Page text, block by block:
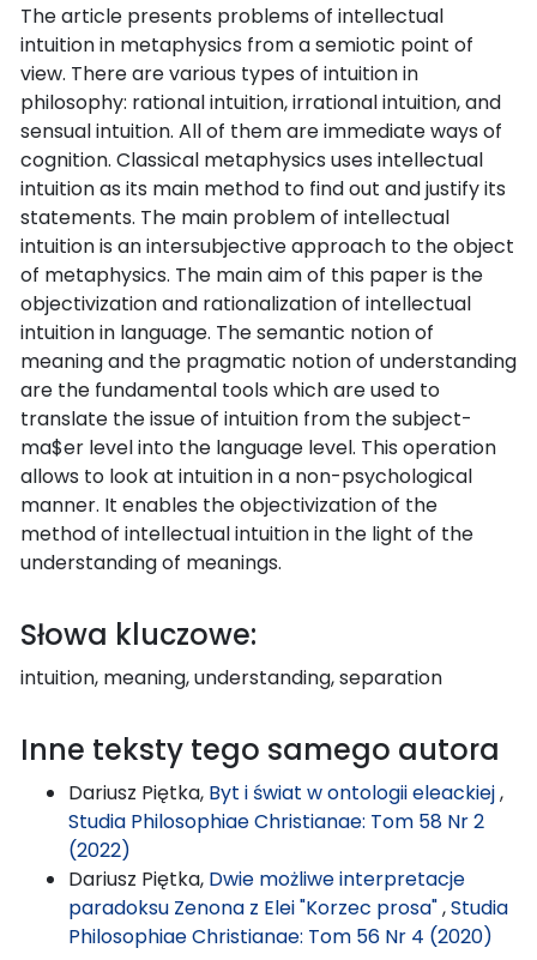
The article presents problems of intellectual
intuition in metaphysics from a semiotic point of
view. There are various types of intuition in
philosophy: rational intuition, irrational intuition, and
sensual intuition. All of them are immediate ways of
cognition. Classical metaphysics uses intellectual
intuition as its main method to find out and justify its
statements. The main problem of intellectual
intuition is an intersubjective approach to the object
of metaphysics. The main aim of this paper is the
objectivization and rationalization of intellectual
intuition in language. The semantic notion of
meaning and the pragmatic notion of understanding
are the fundamental tools which are used to
translate the issue of intuition from the subject-
ma$er level into the language level. This operation
allows to look at intuition in a non-psychological
manner. It enables the objectivization of the
method of intellectual intuition in the light of the
understanding of meanings.
Słowa kluczowe:
intuition, meaning, understanding, separation
Inne teksty tego samego autora
Dariusz Piętka, Byt i świat w ontologii eleackiej,
Studia Philosophiae Christianae: Tom 58 Nr 2
(2022)
Dariusz Piętka, Dwie możliwe interpretacje
paradoksu Zenona z Elei "Korzec prosa",Studia
Philosophiae Christianae: Tom 56 Nr 4 (2020)